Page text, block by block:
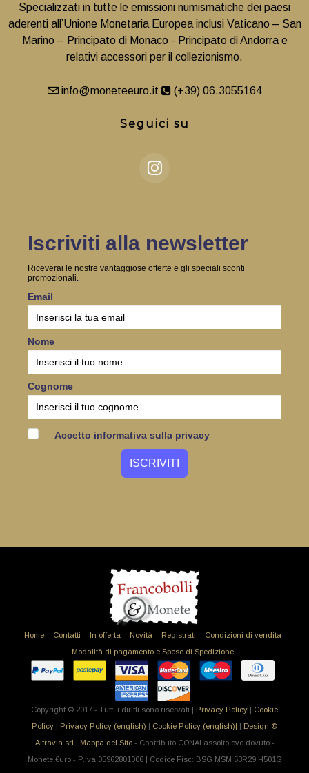
Specializzati in tutte le emissioni numismatiche dei paesi
aderenti all’Unione Monetaria Europea inclusi Vaticano – San
Marino – Principato di Monaco - Principato di Andorra e
relativi accessori per il collezionismo.
info@moneteeuro.it (+39) 06.3055164
Seguici su
Iscriviti alla newsletter
Riceverai le nostre vantaggiose offerte e gli speciali sconti
promozionali.
Email
Nome
Cognome
Accetto informativa sulla privacy
Home Contatti In offerta Novità Registrati
Condizioni di vendita
Modalità di pagamento e Spese di Spedizione
Copyright © 2017 - Tutti i diritti sono riservati | Privacy Policy | Cookie
Policy | Privacy Policy (english) | Cookie Policy (english)| | Design ©
Altravia srl | Mappa del Sito- Contributo CONAI assolto ove dovuto -
Monete €uro - P.Iva 05962801006 | Codice Fisc: BSG MSM 53R29 H501G